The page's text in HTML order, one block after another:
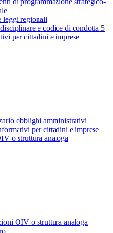
di programmazione strategico-
leggi regionali
e codice di condotta 5
per cittadini e imprese
obblighi amministrativi
per cittadini e imprese
o struttura analoga
OIV o struttura analoga